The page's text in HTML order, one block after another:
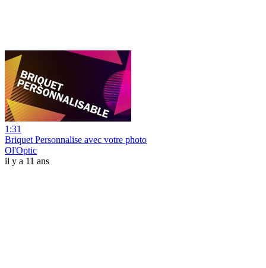
1:31
Briquet Personnalise avec votre photo
Ol'Optic
il y a 11 ans